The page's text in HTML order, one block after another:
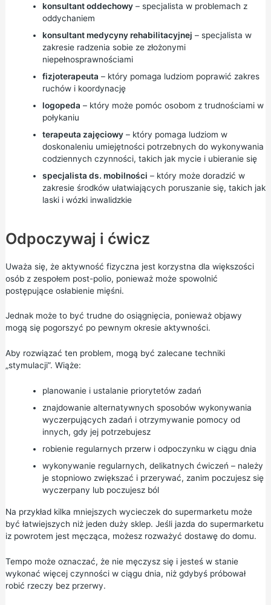
konsultant oddechowy– specjalista w problemach z
oddychaniem
konsultant medycyny rehabilitacyjnej – specjalista w
zakresie radzenia sobie ze złożonymi
niepełnosprawnościami
fizjoterapeuta – który pomaga ludziom poprawić zakres
ruchów i koordynację
logopeda – który może pomóc osobom z trudnościami w
połykaniu
terapeuta zajęciowy– który pomaga ludziom w
doskonaleniu umiejętności potrzebnych do wykonywania
codziennych czynności, takich jak mycie i ubieranie się
specjalista ds. mobilności – który może doradzić w
zakresie środków ułatwiających poruszanie się, takich jak
laski i wózki inwalidzkie
Odpoczywaj i ćwicz
Uważa się, że aktywność fizyczna jest korzystna dla większości
osób z zespołem post-polio, ponieważ może spowolnić
postępujące osłabienie mięśni.
Jednak może to być trudne do osiągnięcia, ponieważ objawy
mogą się pogorszyć po pewnym okresie aktywności.
Aby rozwiązać ten problem, mogą być zalecane techniki
„stymulacji”. Wiąże:
planowanie i ustalanie priorytetów zadań
znajdowanie alternatywnych sposobów wykonywania
wyczerpujących zadań i otrzymywanie pomocy od
innych, gdy jej potrzebujesz
robienie regularnych przerw i odpoczynku w ciągu dnia
wykonywanie regularnych, delikatnych ćwiczeń – należy
je stopniowo zwiększać i przerywać, zanim poczujesz się
wyczerpany lub poczujesz ból
Na przykład kilka mniejszych wycieczek do supermarketu może
być łatwiejszych niż jeden duży sklep. Jeśli jazda do supermarketu
iz powrotem jest męcząca, możesz rozważyć dostawę do domu.
Tempo może oznaczać, że nie męczysz się i jesteś w stanie
wykonać więcej czynności w ciągu dnia, niż gdybyś próbował
robić rzeczy bez przerwy.